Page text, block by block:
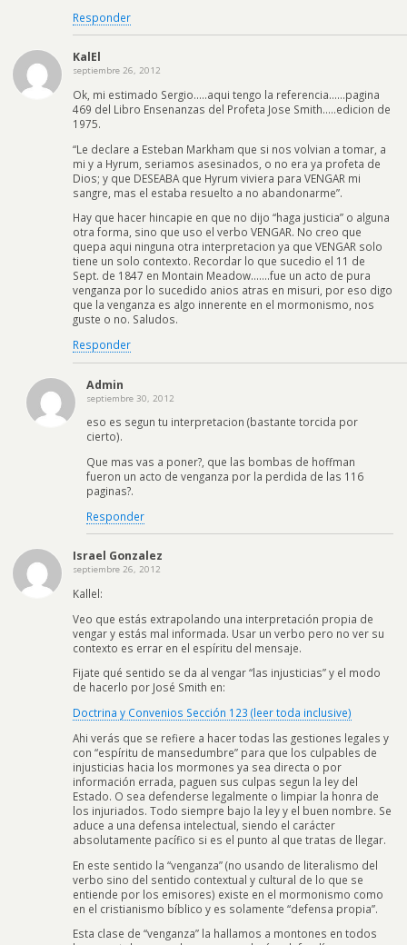
Responder
KalEl
septiembre 26, 2012
Ok, mi estimado Sergio…..aqui tengo la referencia……pagina
469 del Libro Ensenanzas del Profeta Jose Smith…..edicion de
1975.
“Le declare a Esteban Markham que si nos volvian a tomar, a
mi y a Hyrum, seriamos asesinados, o no era ya profeta de
Dios; y que DESEABA que Hyrum viviera para VENGAR mi
sangre, mas el estaba resuelto a no abandonarme”.
Hay que hacer hincapie en que no dijo “haga justicia” o alguna
otra forma, sino que uso el verbo VENGAR. No creo que
quepa aqui ninguna otra interpretacion ya que VENGAR solo
tiene un solo contexto. Recordar lo que sucedio el 11 de
Sept. de 1847 en Montain Meadow…….fue un acto de pura
venganza por lo sucedido anios atras en misuri, por eso digo
que la venganza es algo innerente en el mormonismo, nos
guste o no. Saludos.
Responder
Admin
septiembre 30, 2012
eso es segun tu interpretacion (bastante torcida por
cierto).
Que mas vas a poner?, que las bombas de hoffman
fueron un acto de venganza por la perdida de las 116
paginas?.
Responder
Israel Gonzalez
septiembre 26, 2012
Kallel:
Veo que estás extrapolando una interpretación propia de
vengar y estás mal informada. Usar un verbo pero no ver su
contexto es errar en el espíritu del mensaje.
Fijate qué sentido se da al vengar “las injusticias” y el modo
de hacerlo por José Smith en:
Doctrina y Convenios Sección 123 (leer toda inclusive)
Ahi verás que se refiere a hacer todas las gestiones legales y
con “espíritu de mansedumbre” para que los culpables de
injusticias hacia los mormones ya sea directa o por
información errada, paguen sus culpas segun la ley del
Estado. O sea defenderse legalmente o limpiar la honra de
los injuriados. Todo siempre bajo la ley y el buen nombre. Se
aduce a una defensa intelectual, siendo el carácter
absolutamente pacífico si es el punto al que tratas de llegar.
En este sentido la “venganza” (no usando de literalismo del
verbo sino del sentido contextual y cultural de lo que se
entiende por los emisores) existe en el mormonismo como
en el cristianismo bíblico y es solamente “defensa propia”.
Esta clase de “venganza” la hallamos a montones en todos